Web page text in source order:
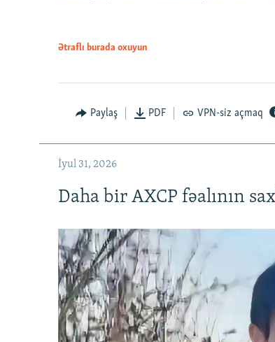
Ətraflı burada oxuyun
Paylaş PDF VPN-siz açmaq
İyul 31, 2026
Daha bir AXCP fəalının